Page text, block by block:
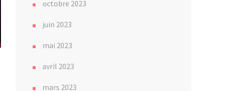
octobre 2023
juin 2023
mai 2023
avril 2023
mars 2023